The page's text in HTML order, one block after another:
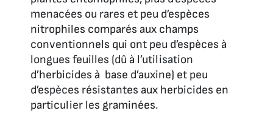
menacées ou rares et peu d’espèces
nitrophiles comparés aux champs
conventionnels qui ont peu d’espèces à
longues feuilles (dû à l’utilisation
d’herbicides à base d’auxine) et peu
d’espèces résistantes aux herbicides en
particulier les graminées.